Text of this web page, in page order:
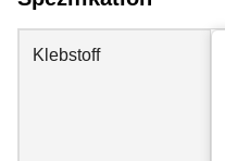
Klebstoff